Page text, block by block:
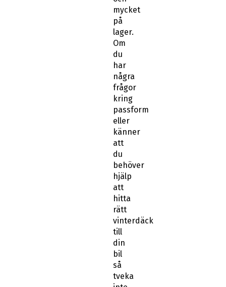
mycket
på
lager.
Om
du
har
några
frågor
kring
passform
eller
känner
att
du
behöver
hjälp
att
hitta
rätt
vinterdäck
till
din
bil
så
tveka